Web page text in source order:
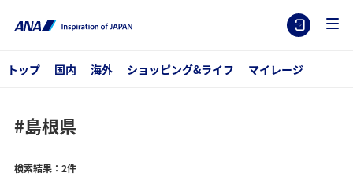
トップ 国内 海外 ショッピング&ライフ マイレージ
#島根県
検索結果：2件